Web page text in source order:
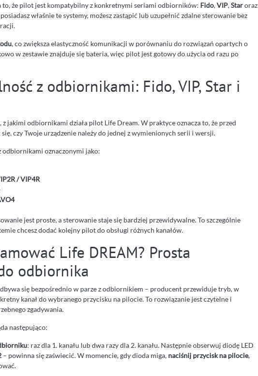
to, że pilot jest kompatybilny z konkretnymi seriami odbiorników: Fido,VIP,Staroraz
właśnie te systemy, możesz zastąpić lub uzupełnić zdalne sterowanie bez
, co zwiększa elastyczność komunikacji w porównaniu do rozwiązań opartych o
w zestawie znajduje się bateria, więc pilot jest gotowy do użycia od razu po
z odbiornikami: Fido, VIP, Star i
jakimi odbiornikami działa pilot Life Dream. W praktyce oznacza to, że przed
czy Twoje urządzenie należy do jednej z wymienionych serii i wersji.
oznaczonymi jako:
/ VIP4R
jest proste, a sterowanie staje się bardziej przewidywalne. To szczególnie
chcesz dodać kolejny pilot do obsługi różnych kanałów.
Life DREAM? Prosta
odbiornika
się bezpośrednio w parze z odbiornikiem – producent przewiduje tryb, w
kanał do wybranego przycisku na pilocie. To rozwiązanie jest czytelne i
zgadywania.
następująco:
: raz dla 1. kanału lub dwa razy dla 2. kanału. Następnie obserwuj diodę LED
– powinna się zaświecić. W momencie, gdy dioda miga, naciśnij przycisk na pilocie,